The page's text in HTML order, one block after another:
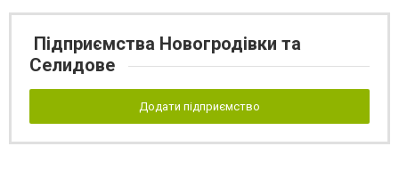
Підприємства Новогродівки та
Селидове
Додати підприємство